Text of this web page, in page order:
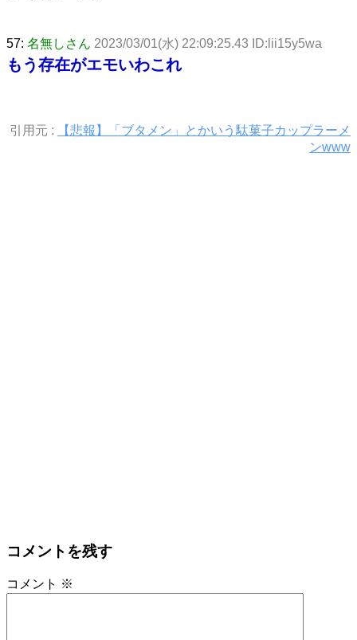
57: 名無しさん 2023/03/01(水) 22:09:25.43 ID:lii15y5wa
もう存在がエモいわこれ
引用元 :
【悲報】「ブタメン」とかいう駄菓子カップラーメ
ンwww
コメントを残す
コメント ※